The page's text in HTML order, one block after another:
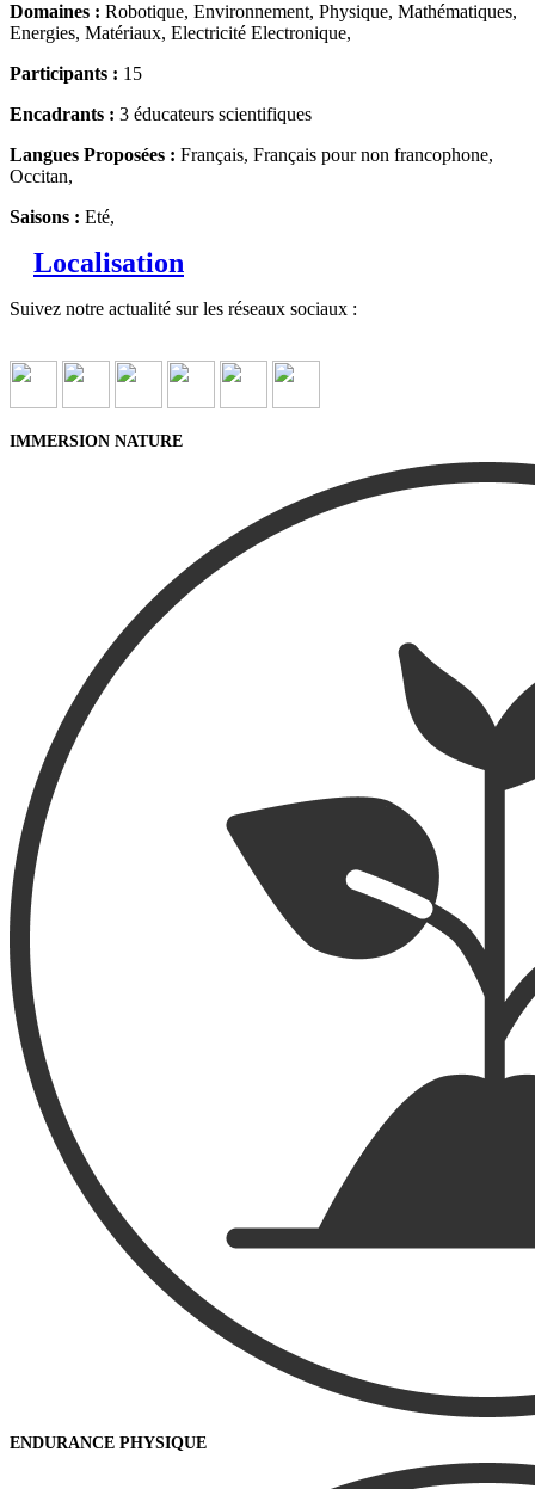
Domaines : Robotique, Environnement, Physique, Mathématiques,
Energies, Matériaux, Electricité Electronique,
Participants : 15
Encadrants : 3 éducateurs scientifiques
Langues Proposées : Français, Français pour non francophone,
Occitan,
Saisons : Eté,
Localisation
Suivez notre actualité sur les réseaux sociaux :
IMMERSION NATURE
ENDURANCE PHYSIQUE